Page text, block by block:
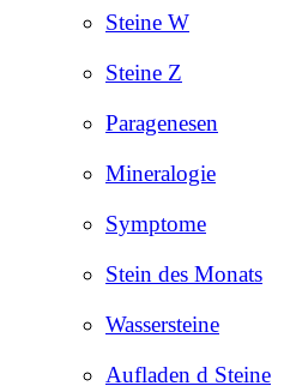
Steine W
Steine Z
Paragenesen
Mineralogie
Symptome
Stein des Monats
Wassersteine
Aufladen d Steine